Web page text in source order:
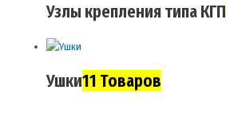
Узлы крепления типа КГП
Ушки11 Товаров